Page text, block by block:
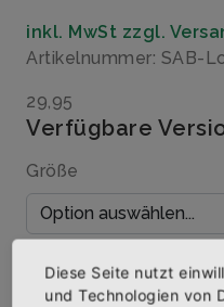
inkl. MwSt zzgl.
Artikelnummer: SAB-
29,95
Verfügbare
Größe
Menge
Diese Seite nutzt
und Technologien von